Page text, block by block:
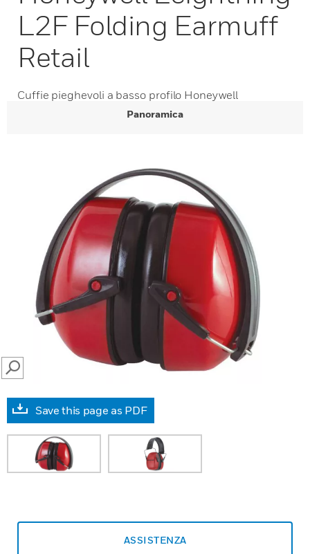
L2F Folding Earmuff
Retail
Cuffie pieghevoli a basso profilo Honeywell
Panoramica
SEARCH
Save this page as PDF
ASSISTENZA